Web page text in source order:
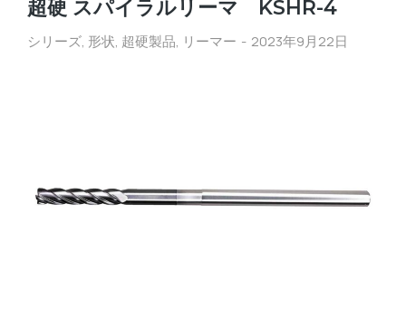
超硬 スパイラルリーマ KSHR-4
シリーズ, 形状, 超硬製品, リーマー 2023年9月22日